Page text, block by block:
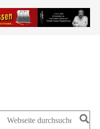
Search